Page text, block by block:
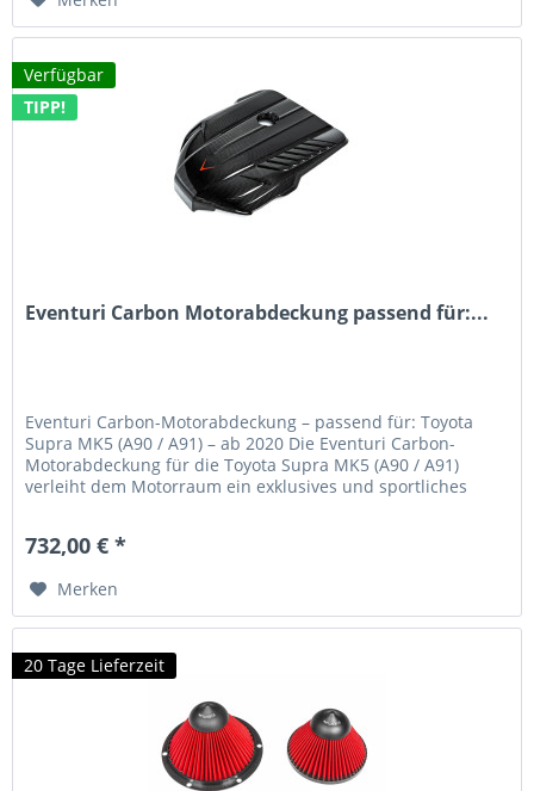
Verfügbar
TIPP!
Eventuri Carbon Motorabdeckung passend für:...
Eventuri Carbon-Motorabdeckung – passend für: Toyota
Supra MK5 (A90 / A91) – ab 2020 Die Eventuri Carbon-
Motorabdeckung für die Toyota Supra MK5 (A90 / A91)
verleiht dem Motorraum ein exklusives und sportliches
732,00 € *
Merken
20 Tage Lieferzeit